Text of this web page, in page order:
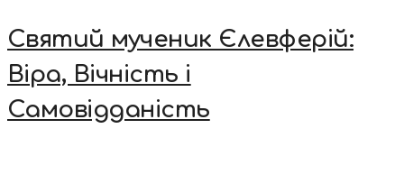
Святий мученик Єлевферій:
Віра, Вічність і
Самовідданість